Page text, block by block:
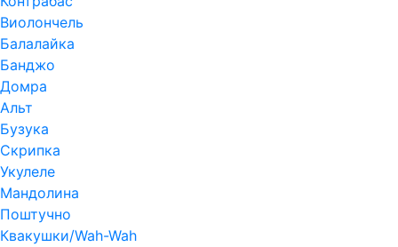
Виолончель
Балалайка
Банджо
Домра
Альт
Бузука
Скрипка
Укулеле
Мандолина
Поштучно
Квакушки/Wah-Wah